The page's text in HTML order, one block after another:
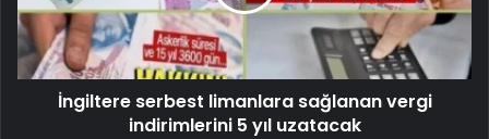
İngiltere serbest limanlara sağlanan vergi
indirimlerini 5 yıl uzatacak